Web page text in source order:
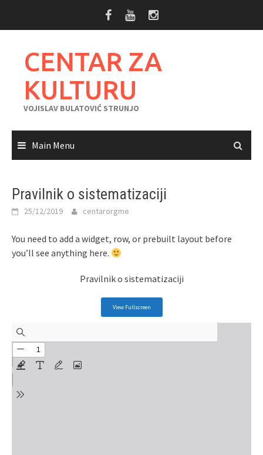
CENTAR ZA
KULTURU
VOJISLAV BULATOVIĆ STRUNJO
Main Menu
Pravilnik o sistematizaciji
25/12/2019 centarorgme
You need to add a widget, row, or prebuilt layout before
you’ll see anything here.
Pravilnik o sistematizaciji
View Fullscreen